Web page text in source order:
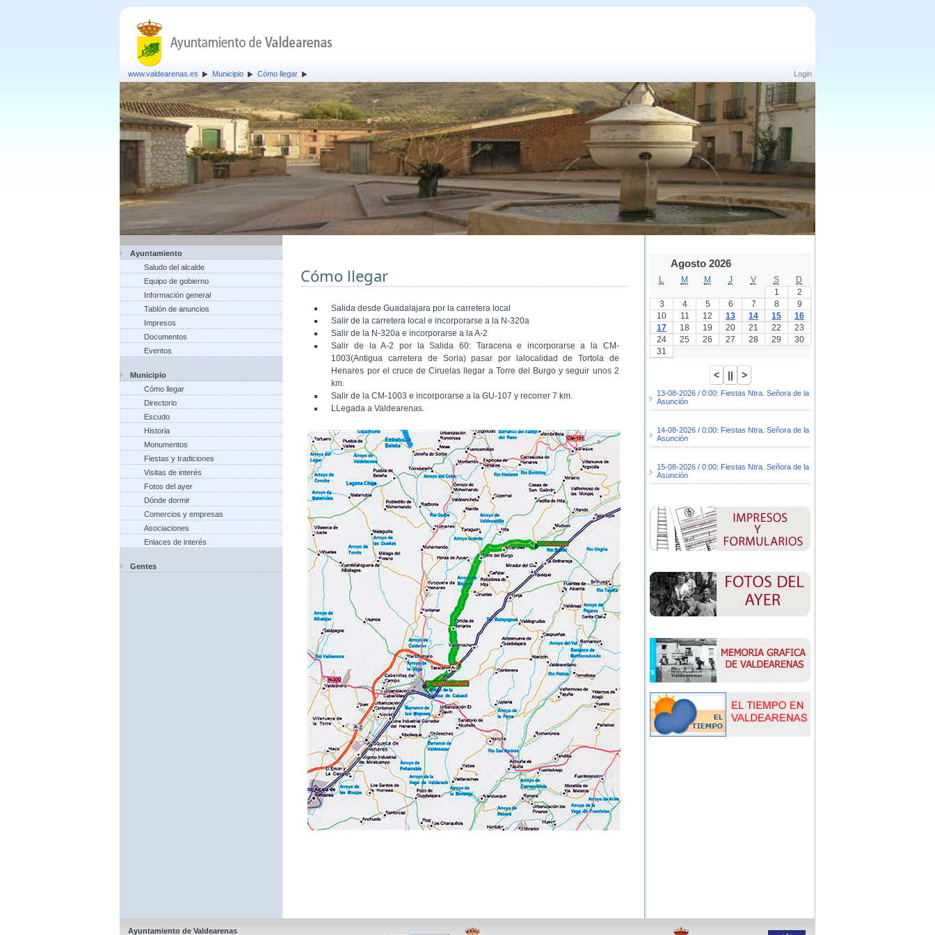
Login
www.valdearenas.es Municipio Cómo llegar
Ayuntamiento
Saludo del alcalde
Equipo de gobierno
Información general
Tablón de anuncios
Impresos
Documentos
Eventos
Municipio
Cómo llegar
Directorio
Escudo
Historia
Monumentos
Fiestas y tradiciones
Visitas de interés
Fotos del ayer
Dónde dormir
Comercios y empresas
Asociaciones
Enlaces de interés
Gentes
Cómo llegar
Salida desde Guadalajara por la carretera local
Salir de la carretera local e incorporarse a la N-320a
Salir de la N-320a e incorporarse a la A-2
Salir de la A-2 por la Salida 60: Taracena e incorporarse a la CM-
1003(Antigua carretera de Soria) pasar por lalocalidad de Tortola de
Henares por el cruce de Ciruelas llegar a Torre del Burgo y seguir unos 2
km.
Salir de la CM-1003 e incorporarse a la GU-107 y recorrer 7 km.
LLegada a Valdearenas.
Agosto 2026
M M J V S
D
1
2
3
4 5 6 7 8
9
10
11 12 13 14 15
16
17
18 19 20 21 22
23
24
25 26 27 28 29
30
31
13-08-2026 / 0:00: Fiestas Ntra. Señora de la
Asunción
14-08-2026 / 0:00: Fiestas Ntra. Señora de la
Asunción
15-08-2026 / 0:00: Fiestas Ntra. Señora de la
Asunción
Ayuntamiento de Valdearenas